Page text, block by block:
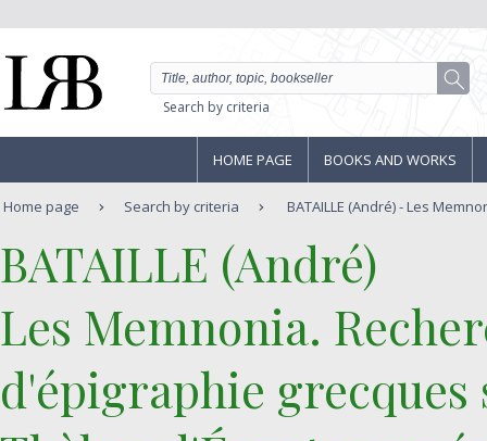
Search by criteria
HOME PAGE BOOKS AND WORKS
Home page Search by criteria BATAILLE (André) - Les
‎BATAILLE (André)‎
‎Les Memnonia.
d'épigraphie